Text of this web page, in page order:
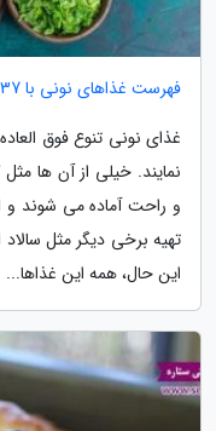
فهرست غذاهای نونی با 37 انتخاب لذیذ و دلچسب
غذای نونی تنوع فوق
نمایند. خیلی از آن ها
و راحت آماده می شوند و
تهیه برخی دیگر مثل
این حال، همه این غذاها...